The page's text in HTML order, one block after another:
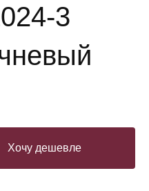
3
Хочу дешевле